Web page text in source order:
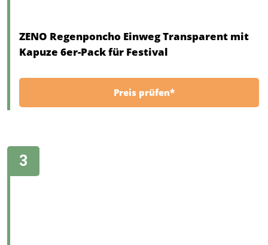
ZENO Regenponcho Einweg Transparent mit
Kapuze 6er-Pack für Festival
Preis prüfen*